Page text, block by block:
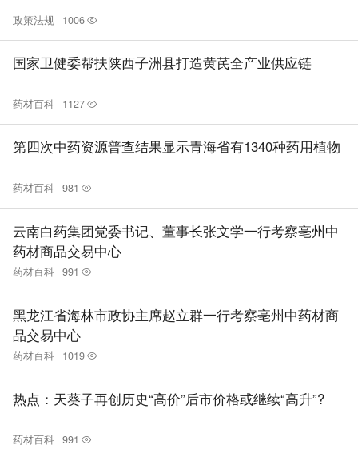
政策法规 1006
国家卫健委帮扶陕西子洲县打造黄芪全产业供应链
药材百科 1127
第四次中药资源普查结果显示青海省有1340种药用植物
药材百科 981
云南白药集团党委书记、董事长张文学一行考察亳州中
药材商品交易中心
药材百科 991
黑龙江省海林市政协主席赵立群一行考察亳州中药材商
品交易中心
药材百科 1019
热点：天葵子再创历史“高价”后市价格或继续“高升”?
药材百科 991